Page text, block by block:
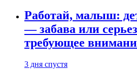
Работай, малыш:
— забава или
требующее
3 дня спустя